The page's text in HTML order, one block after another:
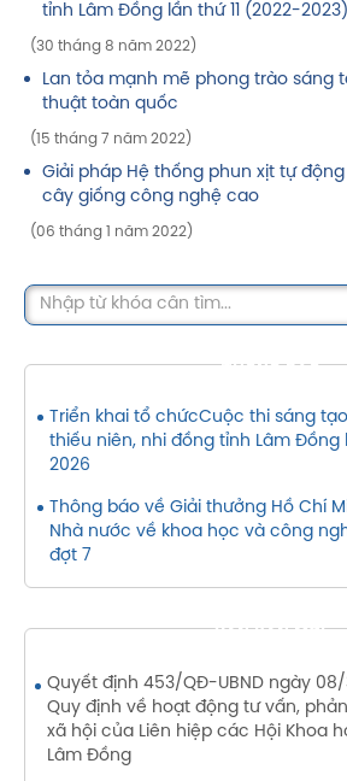
tỉnh Lâm Đồng lần thứ 11 (2022-2023)
(30 tháng 8 năm 2022)
Lan tỏa mạnh mẽ phong trào sáng
thuật toàn quốc
(15 tháng 7 năm 2022)
Giải pháp Hệ thống phun xịt tự
cây giống công nghệ cao
(06 tháng 1 năm 2022)
THÔNG BÁO
Triển khai tổ chứcCuộc thi sáng
thiếu niên, nhi đồng tỉnh Lâm Đồng
2026
Thông báo về Giải thưởng Hồ Chí
Nhà nước về khoa học và công
đợt 7
VĂN BẢN MỚI
Quyết định 453/QĐ-UBND ngày
Quy định về hoạt động tư vấn,
xã hội của Liên hiệp các Hội Khoa
Lâm Đồng